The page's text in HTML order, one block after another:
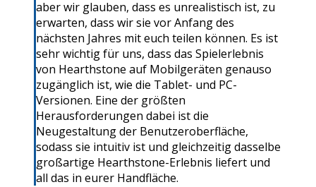
aber wir glauben, dass es unrealistisch ist, zu
erwarten, dass wir sie vor Anfang des
nächsten Jahres mit euch teilen können. Es ist
sehr wichtig für uns, dass das Spielerlebnis
von Hearthstone auf Mobilgeräten genauso
zugänglich ist, wie die Tablet- und PC-
Versionen. Eine der größten
Herausforderungen dabei ist die
Neugestaltung der Benutzeroberfläche,
sodass sie intuitiv ist und gleichzeitig dasselbe
großartige Hearthstone-Erlebnis liefert und
all das in eurer Handfläche.